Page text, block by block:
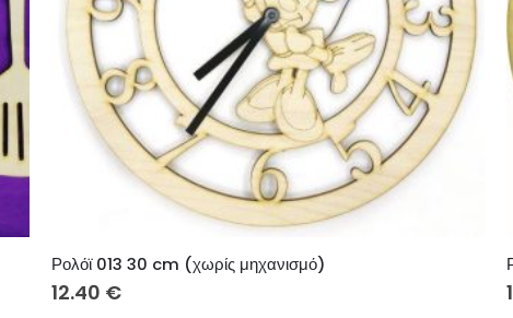
Ρολόϊ 013 30 cm (χωρίς μηχανισμό)
12.40 €